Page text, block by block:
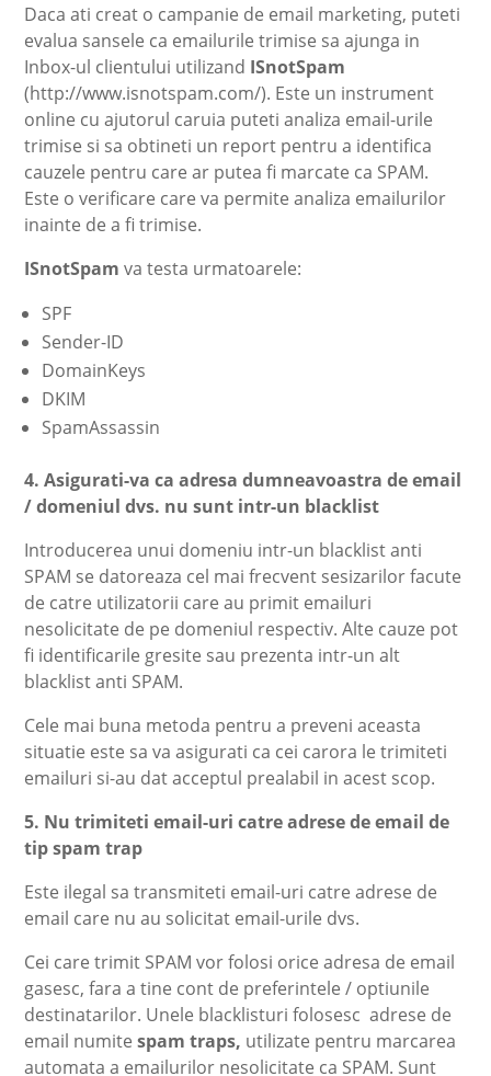
Daca ati creat o campanie de email marketing, puteti
evalua sansele ca emailurile trimise sa ajunga in
Inbox-ul clientului utilizand ISnotSpam
(http://www.isnotspam.com/). Este un instrument
online cu ajutorul caruia puteti analiza email-urile
trimise si sa obtineti un report pentru a identifica
cauzele pentru care ar putea fi marcate ca SPAM.
Este o verificare care va permite analiza emailurilor
inainte de a fi trimise.
ISnotSpam va testa urmatoarele:
SPF
Sender-ID
DomainKeys
DKIM
SpamAssassin
4. Asigurati-va ca adresa dumneavoastra de email
/ domeniul dvs. nu sunt intr-un blacklist
Introducerea unui domeniu intr-un blacklist anti
SPAM se datoreaza cel mai frecvent sesizarilor facute
de catre utilizatorii care au primit emailuri
nesolicitate de pe domeniul respectiv. Alte cauze pot
fi identificarile gresite sau prezenta intr-un alt
blacklist anti SPAM.
Cele mai buna metoda pentru a preveni aceasta
situatie este sa va asigurati ca cei carora le trimiteti
emailuri si-au dat acceptul prealabil in acest scop.
5. Nu trimiteti email-uri catre adrese de email de
tip spam trap
Este ilegal sa transmiteti email-uri catre adrese de
email care nu au solicitat email-urile dvs.
Cei care trimit SPAM vor folosi orice adresa de email
gasesc, fara a tine cont de preferintele / optiunile
destinatarilor. Unele blacklisturi folosesc adrese de
email numitespam traps, utilizate pentru marcarea
automata a emailurilor nesolicitate ca SPAM. Sunt